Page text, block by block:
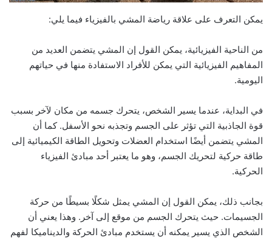
يمكن التعرف على علاقة رياضة المشي بالفيزياء فيما يلي:
من الناحية الفيزيائية، يمكن القول إن المشي يتضمن العديد من
المفاهيم الفيزيائية التي يمكن للأفراد الاستفادة منها في حياتهم
اليومية.
في البداية، عندما يسير الشخص، يتحرك جسمه من مكان لآخر بسبب
قوة الجاذبية التي تؤثر على الجسم وتجذبه نحو الأسفل. كما أن
المشي يتضمن أيضًا استخدام العضلات وتحويل الطاقة الكيميائية إلى
طاقة حركية لتحريك الجسم، وهو ما يعتبر أحد مبادئ الفيزياء
الحركية.
بجانب ذلك، يمكن القول إن المشي يمثل شكلًا بسيطًا من حركة
الجسيمات. حيث يتحرك الجسم من موقع إلى آخر. وهذا يعني أن
الشخص الذي يسير يمكنه أن يستخدم مبادئ الحركة والديناميكا لفهم